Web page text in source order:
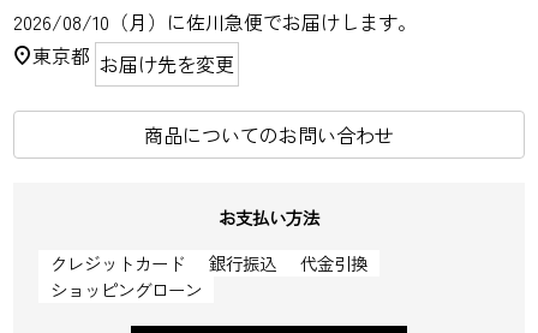
2026/08/10（月） に佐川急便でお届けします。
東京都 お届け先を変更
商品についてのお問い合わせ
お支払い方法
クレジットカード
銀行振込
代金引換
ショッピングローン